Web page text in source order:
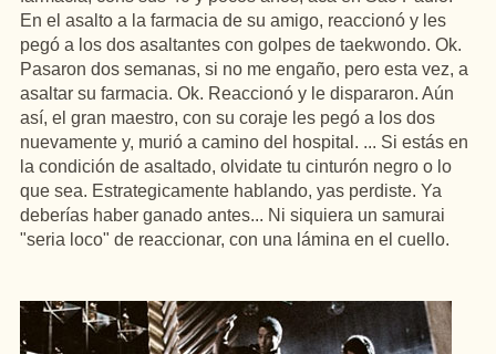
En el asalto a la farmacia de su amigo, reaccionó y les
pegó a los dos asaltantes con golpes de taekwondo. Ok.
Pasaron dos semanas, si no me engaño, pero esta vez, a
asaltar su farmacia. Ok. Reaccionó y le dispararon. Aún
así, el gran maestro, con su coraje les pegó a los dos
nuevamente y, murió a camino del hospital. ... Si estás en
la condición de asaltado, olvidate tu cinturón negro o lo
que sea. Estrategicamente hablando, yas perdiste. Ya
deberías haber ganado antes... Ni siquiera un samurai
"seria loco" de reaccionar, con una lámina en el cuello.